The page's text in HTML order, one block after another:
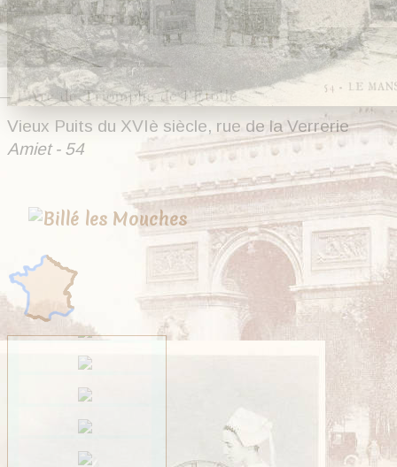
Vieux Puits du XVIè siècle, rue de la Verrerie
Amiet - 54